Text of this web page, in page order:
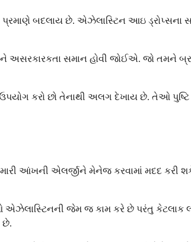
પ્રમાણે બદલાય છે. એઝેલાસ્ટિન આઇ
અસરકારકતા સમાન હોવી જોઈએ. જો તમને
ઉપયોગ કરો છો તેનાથી અલગ દેખાય છે. તેઓ
આંખની એલર્જીને મેનેજ કરવામાં મદદ કરી શકે
જેમ જ કામ કરે છે પરંતુ કેટલાક
છે.